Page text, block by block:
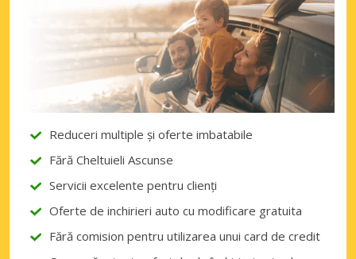
Reduceri multiple și oferte imbatabile
Fără Cheltuieli Ascunse
Servicii excelente pentru clienți
Oferte de inchirieri auto cu modificare gratuita
Fără comision pentru utilizarea unui card de credit